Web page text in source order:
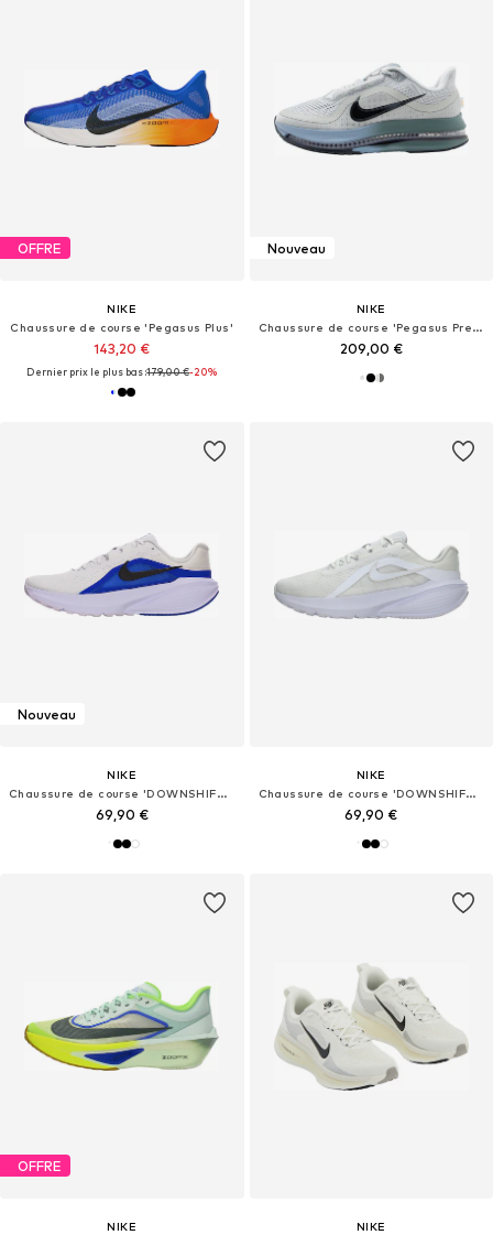
OFFRE
NIKE
Chaussure de course 'Pegasus Plus'
143,20 €
Dernier prix le plus bas :179,00 €-20%
Nouveau
NIKE
Chaussure de course 'Pegasus Premium'
209,00 €
Nouveau
NIKE
Chaussure de course 'DOWNSHIFTER 14'
69,90 €
NIKE
Chaussure de course 'DOWNSHIFTER 14'
69,90 €
OFFRE
NIKE
NIKE